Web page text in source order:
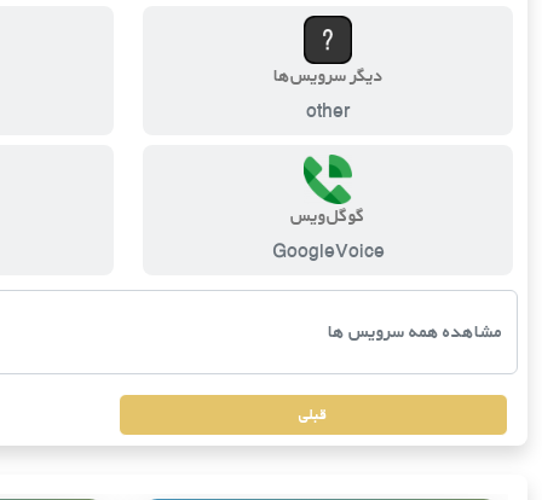
دیگر سرویس‌ها
other
گوگل‌ویس
GoogleVoice
قبلی